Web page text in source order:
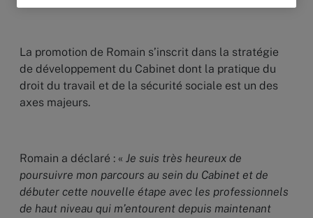
La promotion de Romain s’inscrit dans la stratégie
de développement du Cabinet dont la pratique du
droit du travail et de la sécurité sociale est un des
axes majeurs.
Romain a déclaré : « Je suis très heureux de
poursuivre mon parcours au sein du Cabinet et de
débuter cette nouvelle étape avec les professionnels
de haut niveau qui m’entourent depuis maintenant